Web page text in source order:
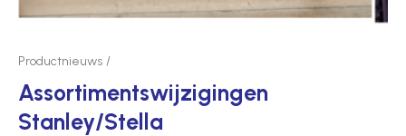
Productnieuws
Assor­tim­ent­swij­zi­gingen
Stanley/Stella